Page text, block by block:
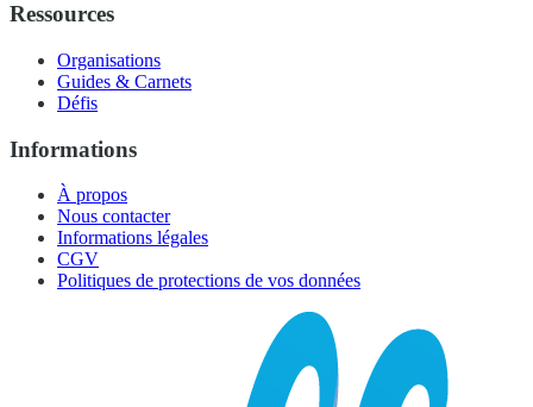
Ressources
Organisations
Guides & Carnets
Défis
Informations
À propos
Nous contacter
Informations légales
CGV
Politiques de protections de vos données